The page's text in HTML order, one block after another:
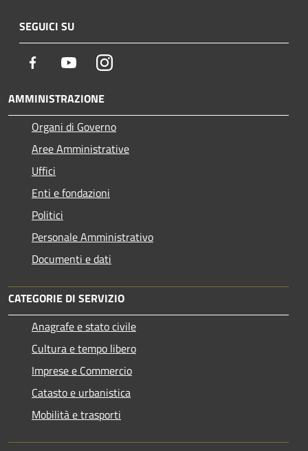
SEGUICI SU
Facebook YoutubeInstagram
AMMINISTRAZIONE
Organi di Governo
Aree Amministrative
Uffici
Enti e fondazioni
Politici
Personale Amministrativo
Documenti e dati
CATEGORIE DI SERVIZIO
Anagrafe e stato civile
Cultura e tempo libero
Imprese e Commercio
Catasto e urbanistica
Mobilità e trasporti